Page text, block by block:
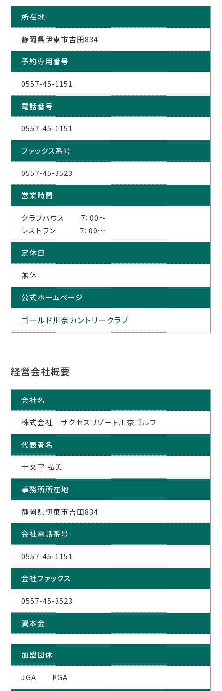
所在地
静岡県伊東市吉田834
予約専用番号
0557-45-1151
電話番号
0557-45-1151
ファックス番号
0557-45-3523
営業時間
クラブハウス 7：00～
レストラン 7：00～
定休日
無休
公式ホームページ
ゴールド川奈カントリークラブ
経営会社概要
会社名
株式会社 サクセスリゾート川奈ゴルフ
代表者名
十文字 弘美
事務所所在地
静岡県伊東市吉田834
会社電話番号
0557-45-1151
会社ファックス
0557-45-3523
資本金
加盟団体
JGA KGA